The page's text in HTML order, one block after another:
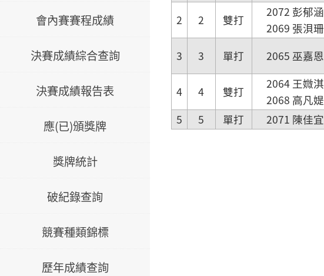
會內賽賽程成績
決賽成績綜合查詢
決賽成績報告表
應(已)頒獎牌
獎牌統計
破紀錄查詢
競賽種類錦標
歷年成績查詢
2
2 雙打
2072 彭郁涵
2069 張浿珊
3
3 單打 2065 巫嘉恩
4
4 雙打
2064 王媺淇
2068 高凡媞
5
5 單打 2071 陳佳宜